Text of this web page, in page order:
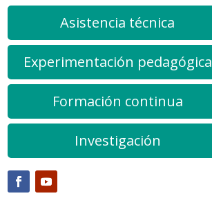
Asistencia técnica
Experimentación pedagógica
Formación continua
Investigación